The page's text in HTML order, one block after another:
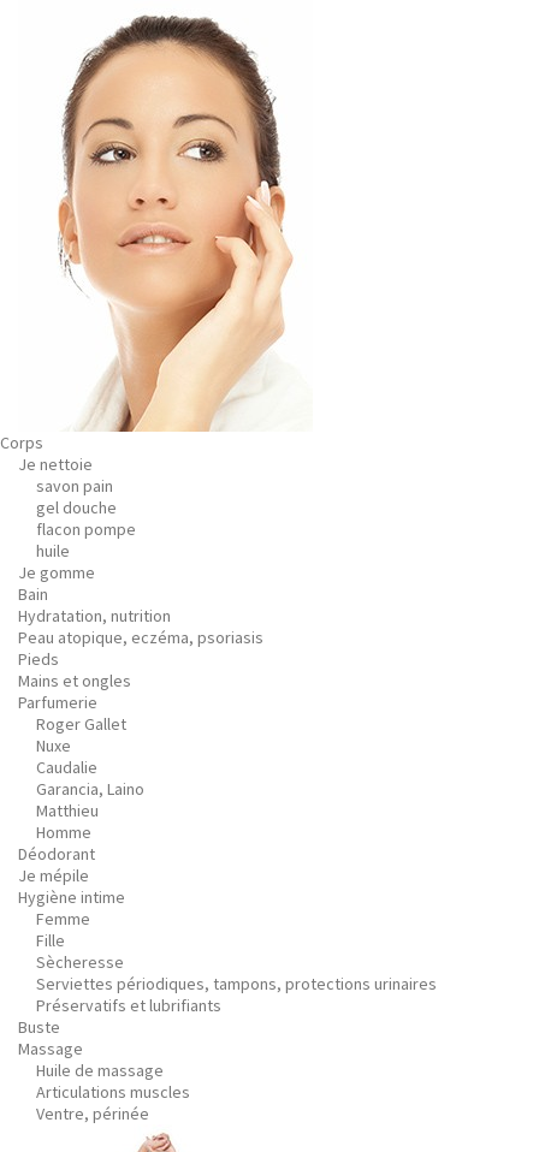
Corps
Je nettoie
savon pain
gel douche
flacon pompe
huile
Je gomme
Bain
Hydratation, nutrition
Peau atopique, eczéma, psoriasis
Pieds
Mains et ongles
Parfumerie
Roger Gallet
Nuxe
Caudalie
Garancia, Laino
Matthieu
Homme
Déodorant
Je mépile
Hygiène intime
Femme
Fille
Sècheresse
Serviettes périodiques, tampons, protections urinaires
Préservatifs et lubrifiants
Buste
Massage
Huile de massage
Articulations muscles
Ventre, périnée